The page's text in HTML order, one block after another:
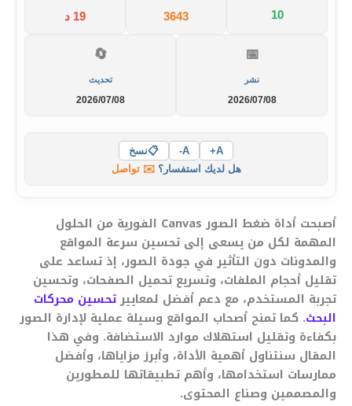
10
3643 19 د
📅
نشر
2026/07/08
🔄
تحديث
2026/07/08
A+
A-
📋نسخ
هل لديك استفسار؟✉️ تواصل
أصبحت أداة ضغط الصور Canvas الفورية من الحلول
المهمة لكل من يسعى إلى تحسين سرعة المواقع
والمدونات دون التأثير في جودة الصور، إذ تساعد على
تقليل أحجام الملفات، وتسريع تحميل الصفحات، وتحسين
تجربة المستخدم، مع دعم أفضل لمعاييرتحسين محركات
البحث. كما تمنح أصحاب المواقع وسيلة عملية لإدارة الصور
بكفاءة وتقليل استهلاك موارد الاستضافة. وفي هذا
المقال سنتناول أهمية الأداة، وأبرز مزاياها، وأفضل
ممارسات استخدامها، وأهم تطبيقاتها للمطورين
والمصممين وصناع المحتوى.